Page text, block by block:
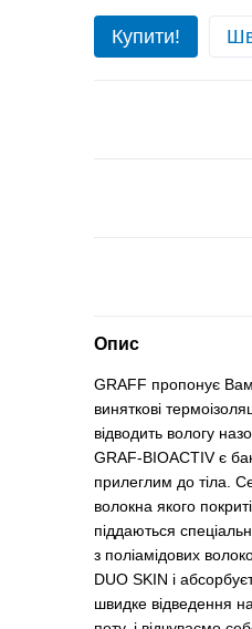
Купити!
Опис
GRAFF пропонує
виняткові
відводить вологу
GRAF-BIOACTIV є
прилеглим до тіла.
волокна якого
піддаються
з поліамідових
DUO SKIN і
швидке відведення